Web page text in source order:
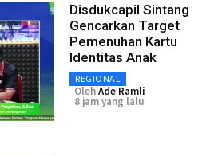
Disdukcapil Sintang
Gencarkan Target
Pemenuhan Kartu
Identitas Anak
REGIONAL
OlehAde Ramli
8 jam yang lalu